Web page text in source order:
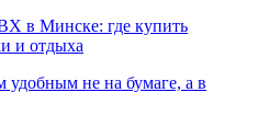
в Минске: где купить
и отдыха
удобным не на бумаге, а в